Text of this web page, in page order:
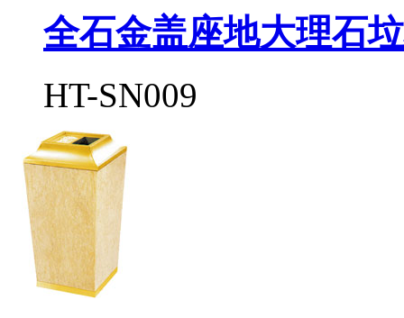
全石金盖座地大理石
HT-SN009